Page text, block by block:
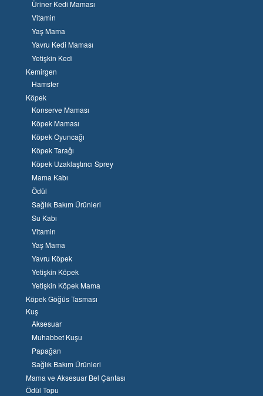
Üriner Kedi Maması
Vitamin
Yaş Mama
Yavru Kedi Maması
Yetişkin Kedi
Kemirgen
Hamster
Köpek
Konserve Maması
Köpek Maması
Köpek Oyuncağı
Köpek Tarağı
Köpek Uzaklaştırıcı Sprey
Mama Kabı
Ödül
Sağlık Bakım Ürünleri
Su Kabı
Vitamin
Yaş Mama
Yavru Köpek
Yetişkin Köpek
Yetişkin Köpek Mama
Köpek Göğüs Tasması
Kuş
Aksesuar
Muhabbet Kuşu
Papağan
Sağlık Bakım Ürünleri
Mama ve Aksesuar Bel Çantası
Ödül Topu